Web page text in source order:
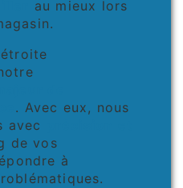
au mieux lors
. Avec eux, nous
avec
de vos
à